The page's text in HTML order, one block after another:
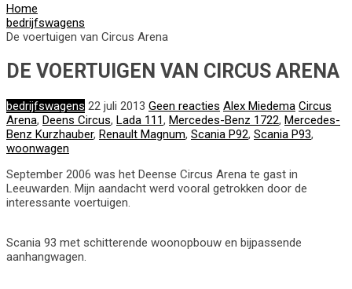
Home
bedrijfswagens
De voertuigen van Circus Arena
DE VOERTUIGEN VAN CIRCUS ARENA
bedrijfswagens 22 juli 2013 Geen reacties Alex Miedema Circus
Arena, Deens Circus, Lada 111, Mercedes-Benz 1722, Mercedes-
Benz Kurzhauber, Renault Magnum, Scania P92, Scania P93,
woonwagen
September 2006 was het Deense Circus Arena te gast in
Leeuwarden. Mijn aandacht werd vooral getrokken door de
interessante voertuigen.
Scania 93 met schitterende woonopbouw en bijpassende
aanhangwagen.